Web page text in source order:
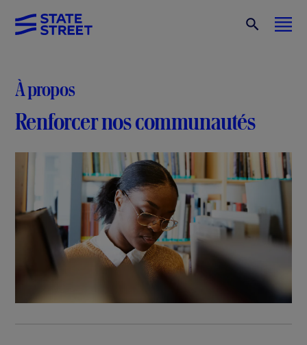
À propos
Renforcer nos communautés